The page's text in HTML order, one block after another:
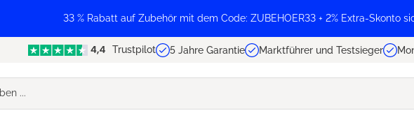
33 % Rabatt auf Zubehör mit dem Code: ZUBEHOER33 + 2% Extra-Skonto
Trustpilot 5 Jahre Garantie Marktführer und Testsieger